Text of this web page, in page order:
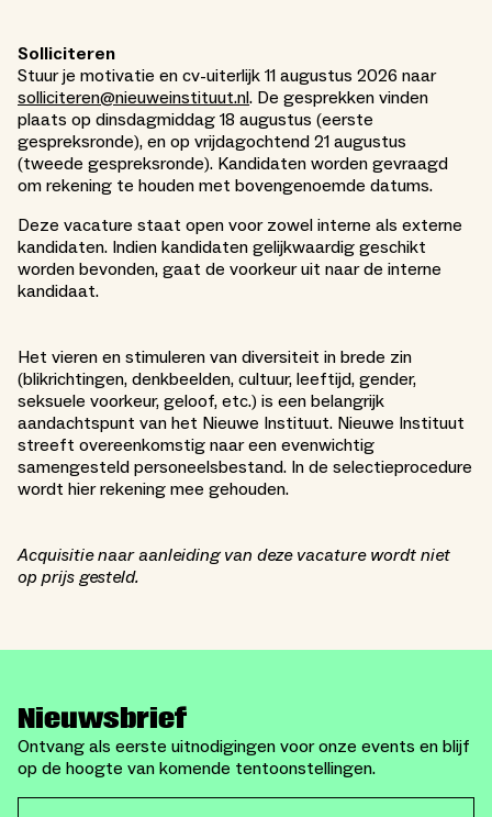
Solliciteren
Stuur je motivatie en cv-uiterlijk 11 augustus 2026 naar
solliciteren@nieuweinstituut.nl. De gesprekken vinden
plaats op dinsdagmiddag 18 augustus (eerste
gespreksronde), en op vrijdagochtend 21 augustus
(tweede gespreksronde). Kandidaten worden gevraagd
om rekening te houden met bovengenoemde datums.
Deze vacature staat open voor zowel interne als externe
kandidaten. Indien kandidaten gelijkwaardig geschikt
worden bevonden, gaat de voorkeur uit naar de interne
kandidaat.
Het vieren en stimuleren van diversiteit in brede zin
(blikrichtingen, denkbeelden, cultuur, leeftijd, gender,
seksuele voorkeur, geloof, etc.) is een belangrijk
aandachtspunt van het Nieuwe Instituut. Nieuwe Instituut
streeft overeenkomstig naar een evenwichtig
samengesteld personeelsbestand. In de selectieprocedure
wordt hier rekening mee gehouden.
Acquisitie naar aanleiding van deze vacature wordt niet
op prijs gesteld.
Nieuwsbrief
Ontvang als eerste uitnodigingen voor onze events en blijf
op de hoogte van komende tentoonstellingen.